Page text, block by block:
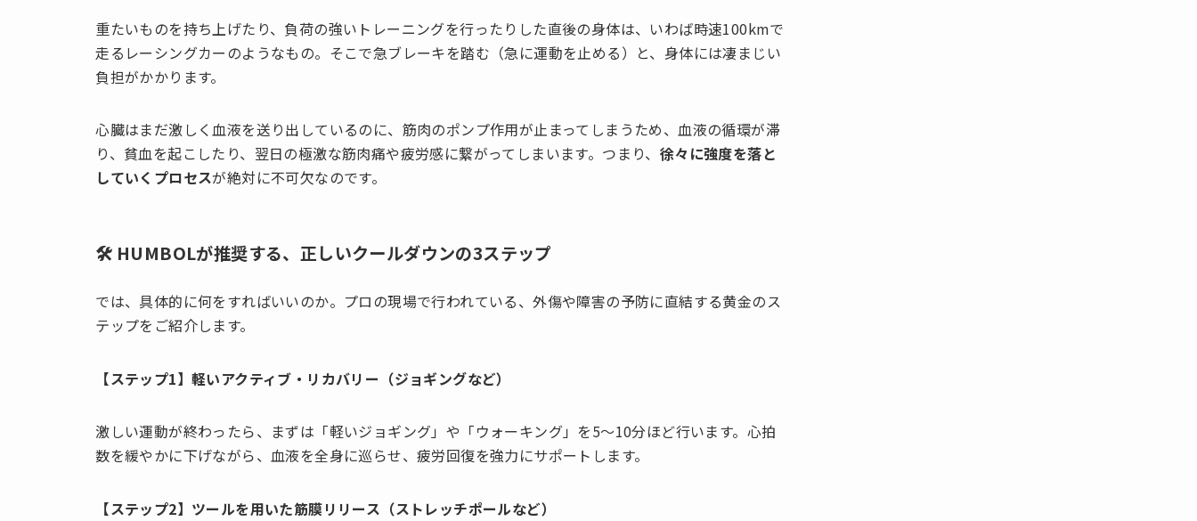
重たいものを持ち上げたり、負荷の強いトレーニングを行ったりした直後の身体は、いわば時速100kmで
走るレーシングカーのようなもの。そこで急ブレーキを踏む（急に運動を止める）と、身体には凄まじい
負担がかかります。
心臓はまだ激しく血液を送り出しているのに、筋肉のポンプ作用が止まってしまうため、血液の循環が滞
り、貧血を起こしたり、翌日の極激な筋肉痛や疲労感に繋がってしまいます。つまり、 徐々に強度を落と
していくプロセスが絶対に不可欠なのです。
🛠️ HUMBOLが推奨する、正しいクールダウンの3ステップ
では、具体的に何をすればいいのか。プロの現場で行われている、外傷や障害の予防に直結する黄金のス
テップをご紹介します。
【ステップ1】軽いアクティブ・リカバリー（ジョギングなど）
激しい運動が終わったら、まずは「軽いジョギング」や「ウォーキング」を5〜10分ほど行います。心拍
数を緩やかに下げながら、血液を全身に巡らせ、疲労回復を強力にサポートします。
【ステップ2】ツールを用いた筋膜リリース（ストレッチポールなど）